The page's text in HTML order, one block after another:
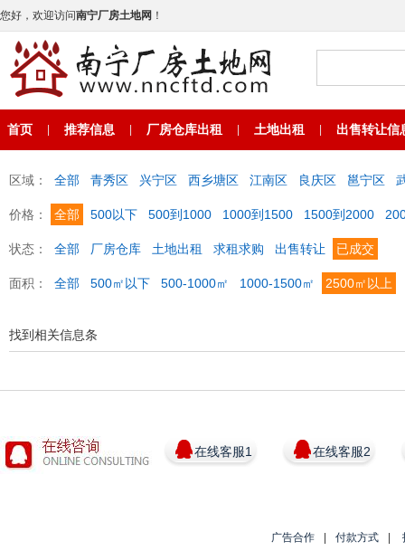
您好，欢迎访问南宁厂房土地网 ！
首页 推荐信息 厂房仓库出租 土地出租 出售转让信
区域： 全部 青秀区 兴宁区 西乡塘区 江南区 良庆区 邕宁区
价格： 全部 500以下 500到1000 1000到1500 1500到2000
状态： 全部 厂房仓库 土地出租 求租求购 出售转让 已成交
面积： 全部 500㎡以下 500-1000㎡ 1000-1500㎡ 2500㎡以上
找到相关信息条
在线客服1 在线客服2
广告合作 付款方式